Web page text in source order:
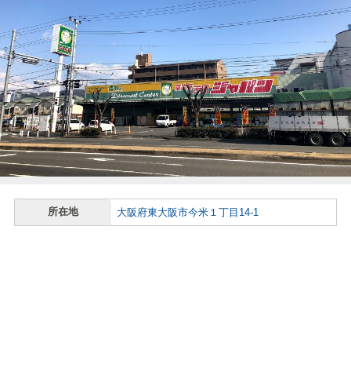
所在地 大阪府東大阪市今米１丁目14-1